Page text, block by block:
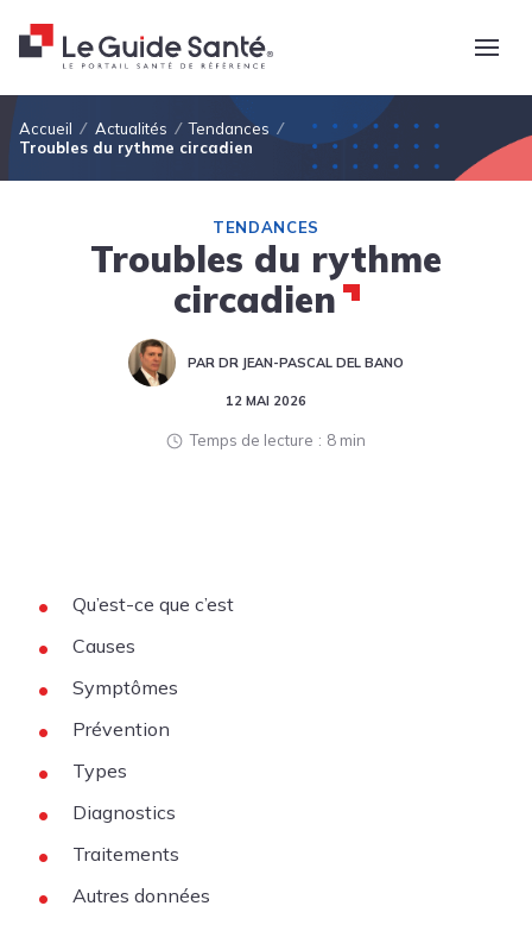
Fil d'Ariane
Accueil Actualités
Tendances
Troubles du rythme circadien
TENDANCES
Troubles du rythme
circadien
PAR DR JEAN-PASCAL DEL BANO
12 MAI 2026
Temps de lecture 8 min
Qu’est-ce que c’est
Causes
Symptômes
Prévention
Types
Diagnostics
Traitements
Autres données